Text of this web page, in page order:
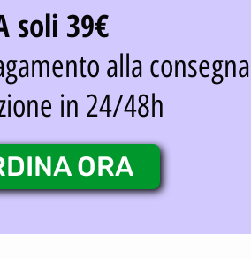
soli 39€
alla
in 24/48h
ORA